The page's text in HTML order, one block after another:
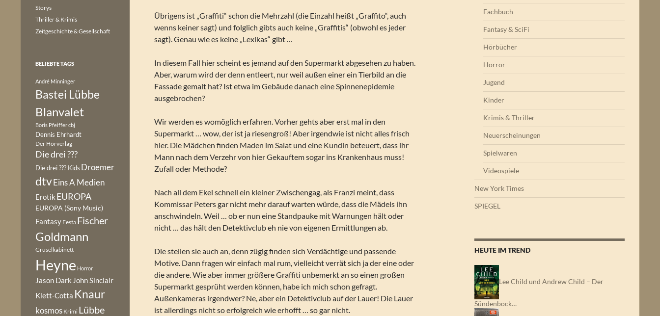
Übrigens ist „Graffiti“ schon die Mehrzahl (die Einzahl heißt „Graffito“, auch
wenns keiner sagt) und folglich gibts auch keine „Graffitis“ (obwohl es jeder
sagt). Genau wie es keine „Lexikas“ gibt …
In diesem Fall hier scheint es jemand auf den Supermarkt abgesehen zu haben.
Aber, warum wird der denn entleert, nur weil außen einer ein Tierbild an die
Fassade gemalt hat? Ist etwa im Gebäude danach eine Spinnenepidemie
ausgebrochen?
Wir werden es womöglich erfahren. Vorher gehts aber erst mal in den
Supermarkt … wow, der ist ja riesengroß! Aber irgendwie ist nicht alles frisch
hier. Die Mädchen finden Maden im Salat und eine Kundin beteuert, dass ihr
Mann nach dem Verzehr von hier Gekauftem sogar ins Krankenhaus muss!
Zufall oder Methode?
Nach all dem Ekel schnell ein kleiner Zwischengag, als Franzi meint, dass
Kommissar Peters gar nicht mehr darauf warten würde, dass die Mädels ihn
anschwindeln. Weil … ob er nun eine Standpauke mit Warnungen hält oder
nicht … das hält den Detektivclub eh nie von eigenen Ermittlungen ab.
Die stellen sie auch an, denn zügig finden sich Verdächtige und passende
Motive. Dann fragen wir einfach mal rum, vielleicht verrät sich ja der eine oder
die andere. Wie aber immer größere Graffiti unbemerkt an so einen großen
Supermarkt gesprüht werden können, habe ich mich schon gefragt.
Außenkameras irgendwer? Ne, aber ein Detektivclub auf der Lauer! Die Lauer
ist allerdings nicht so erfolgreich wie erhofft … so gar nicht.
Fachbuch
Fantasy & SciFi
Hörbücher
Horror
Jugend
Kinder
Krimis & Thriller
Neuerscheinungen
Spielwaren
Videospiele
New York Times
SPIEGEL
HEUTE IM TREND
Lee Child und Andrew Child – Der
Sündenbock…
Storys
Thriller & Krimis
Zeitgeschichte & Gesellschaft
BELIEBTE TAGS
André Minninger
Bastei Lübbe
Blanvalet
Boris Pfeiffercbj
Dennis Ehrhardt
Der Hörverlag
Die drei ???
Die drei ??? Kids Droemer
dtvEins A Medien
Erotik EUROPA
EUROPA (Sony Music)
Fantasy Festa Fischer
Goldmann
Gruselkabinett
Heyne Horror
Jason Dark John Sinclair
Klett-Cotta Knaur
kosmos Krimi Lübbe